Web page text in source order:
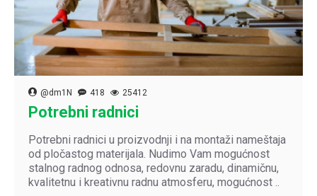
@dm1N 418 25412
Potrebni radnici
Potrebni radnici u proizvodnji i na montaži nameštaja
od pločastog materijala. Nudimo Vam mogućnost
stalnog radnog odnosa, redovnu zaradu, dinamičnu,
kvalitetnu i kreativnu radnu atmosferu, mogućnost ..